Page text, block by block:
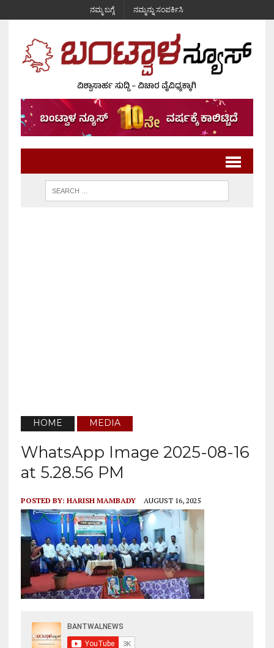
ನಮ್ಮ ಬಗ್ಗೆ ನಮ್ಮನ್ನು ಸಂಪರ್ಕಿಸಿ
HOME MEDIA
WhatsApp Image 2025-08-16
at 5.28.56 PM
POSTED BY: HARISH MAMBADY AUGUST 16, 2025